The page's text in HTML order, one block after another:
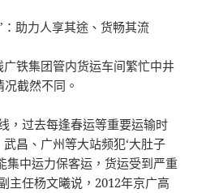
：助力人享其途、货畅其流
铁集团管内货运车间繁忙中井
截然不同。
，过去每逢春运等重要运输时
昌、广州等大站频犯‘大肚子
集中运力保客运，货运受到严重
主任杨文曦说，2012年京广高